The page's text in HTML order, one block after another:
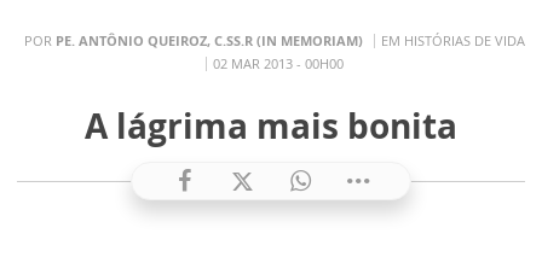
POR PE. ANTÔNIO QUEIROZ, C.SS.R (IN MEMORIAM)
EM HISTÓRIAS DE VIDA
02 MAR 2013 - 00H00
A lágrima mais bonita